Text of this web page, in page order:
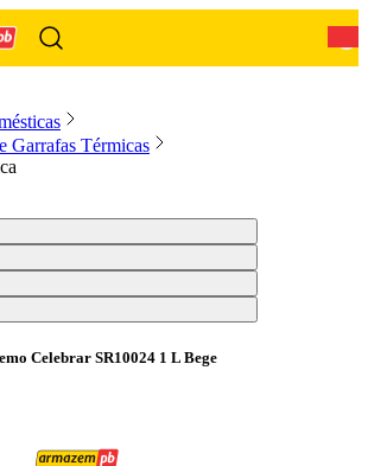
Garrafas Térmicas
Celebrar SR10024 1 L Bege